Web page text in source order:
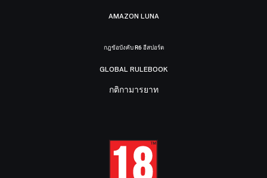
AMAZON LUNA
กฎข้อบังคับ R6 อีสปอร์ต
GLOBAL RULEBOOK
กติกามารยาท